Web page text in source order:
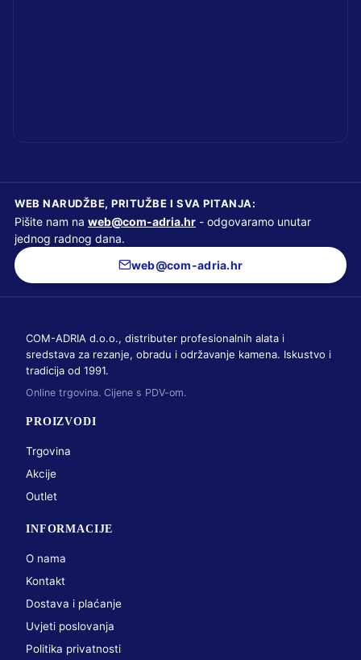
WEB NARUDŽBE, PRITUŽBE I SVA PITANJA:
Pišite nam na web@com-adria.hr - odgovaramo unutar
jednog radnog dana.
web@com-adria.hr
COM-ADRIA d.o.o., distributer profesionalnih alata i
sredstava za rezanje, obradu i održavanje kamena. Iskustvo i
tradicija od 1991.
Online trgovina. Cijene s PDV-om.
PROIZVODI
Trgovina
Akcije
Outlet
INFORMACIJE
O nama
Kontakt
Dostava i plaćanje
Uvjeti poslovanja
Politika privatnosti